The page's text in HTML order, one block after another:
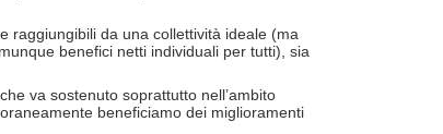
raggiungibili da una collettività ideale (ma
benefici netti individuali per tutti), sia
, che va sostenuto soprattutto nell’ambito
beneficiamo dei miglioramenti